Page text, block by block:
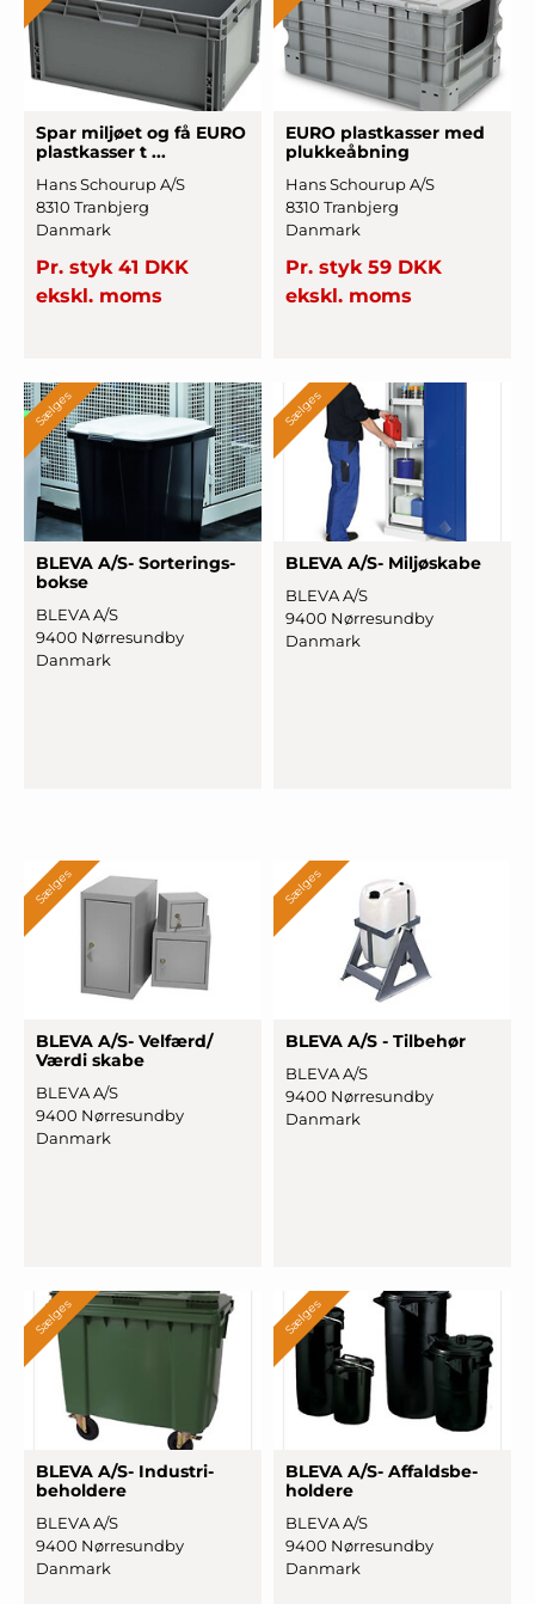
Spar miljøet og få EURO
plast­kasser t ...
Hans Schourup A/S
8310 Tranbjerg
Danmark
Pr. styk 41 DKK
ekskl. moms
EURO plast­kasser med
pluk­keåb­ning
Hans Schourup A/S
8310 Tranbjerg
Danmark
Pr. styk 59 DKK
ekskl. moms
Sælges
BLEVA A/S- Sor­terings­
bokse
BLEVA A/S
9400 Nørresundby
Danmark
Sælges
BLEVA A/S- Miljøskabe
BLEVA A/S
9400 Nørresundby
Danmark
Sælges
BLEVA A/S- Velfærd/
Værdi skabe
BLEVA A/S
9400 Nørresundby
Danmark
Sælges
BLEVA A/S - Tilbehør
BLEVA A/S
9400 Nørresundby
Danmark
Sælges
BLEVA A/S- In­dustri­
behol­dere
BLEVA A/S
9400 Nørresundby
Danmark
Sælges
BLEVA A/S- Af­faldsbe­
holde­re
BLEVA A/S
9400 Nørresundby
Danmark